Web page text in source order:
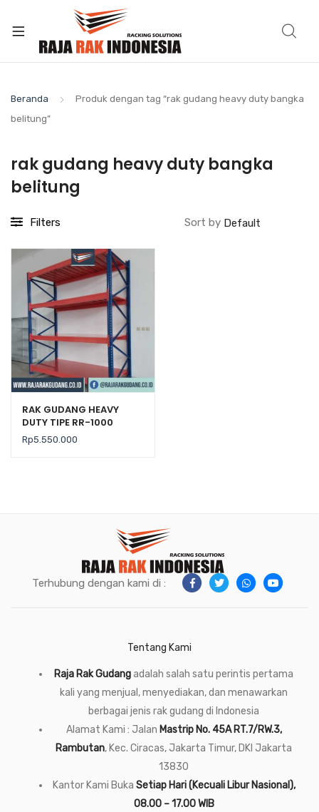
Beranda
Produk dengan tag “rak gudang heavy duty bangka
belitung”
rak gudang heavy duty bangka
belitung
Filters Sort by
RAK GUDANG HEAVY
DUTY TIPE RR-1000
Rp5.550.000
Terhubung dengan kami di :
Tentang Kami
Raja Rak Gudangadalah salah satu perintis pertama
kali yang menjual, menyediakan, dan menawarkan
berbagai jenis rak gudang di Indonesia
Alamat Kami : Jalan Mastrip No. 45A RT.7/RW.3,
Rambutan, Kec. Ciracas, Jakarta Timur, DKI Jakarta
13830
Kantor Kami Buka Setiap Hari (Kecuali Libur Nasional),
08.00 – 17.00 WIB